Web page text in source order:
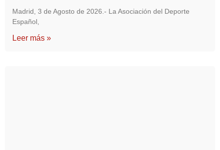
Madrid, 3 de Agosto de 2026.- La Asociación del Deporte
Español,
Leer más »